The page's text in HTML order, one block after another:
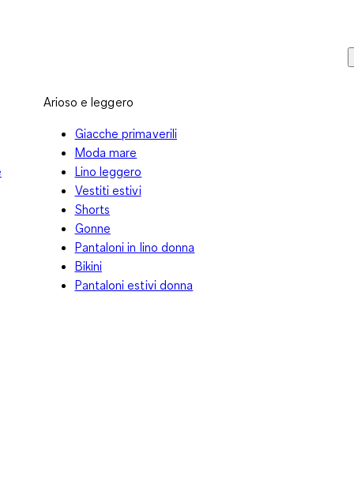
Arioso e leggero
Giacche primaverili
Moda mare
Lino leggero
Vestiti estivi
Shorts
Gonne
Pantaloni in lino donna
Bikini
Pantaloni estivi donna